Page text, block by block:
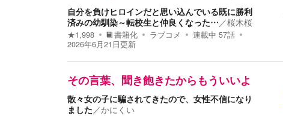
自分を負けヒロインだと思い込んでいる既に勝利
済みの幼馴染～転校生と仲良くなった…／桜木桜
★1,998 書籍化 ラブコメ 連載中 57話
2026年6月21日更新
その言葉、聞き飽きたからもういいよ
散々女の子に騙されてきたので、女性不信になり
ました／かにくい